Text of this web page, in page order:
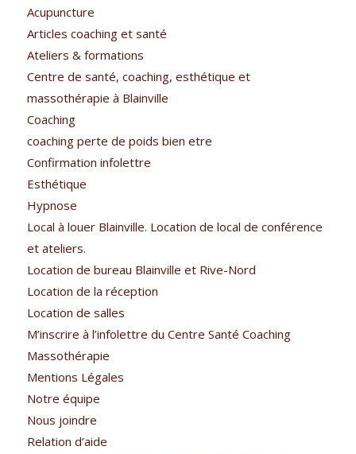
Acupuncture
Articles coaching et santé
Ateliers & formations
Centre de santé, coaching, esthétique et
massothérapie à Blainville
Coaching
coaching perte de poids bien etre
Confirmation infolettre
Esthétique
Hypnose
Local à louer Blainville. Location de local de conférence
et ateliers.
Location de bureau Blainville et Rive-Nord
Location de la réception
Location de salles
M’inscrire à l’infolettre du Centre Santé Coaching
Massothérapie
Mentions Légales
Notre équipe
Nous joindre
Relation d’aide